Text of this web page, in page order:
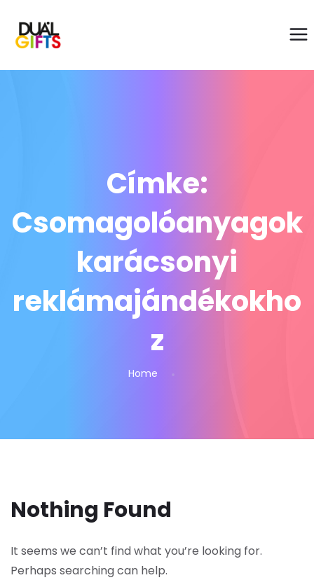
Címke:
Csomagolóanyagok
karácsonyi
reklámajándékokho
z
Home
Nothing Found
It seems we can’t find what you’re looking for.
Perhaps searching can help.